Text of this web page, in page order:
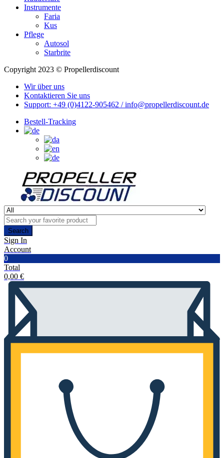
Instrumente
Faria
Kus
Pflege
Autosol
Starbrite
Copyright 2023 © Propellerdiscount
Wir über uns
Kontaktieren Sie uns
Support: +49 (0)4122-905462 / info@propellerdiscount.de
Bestell-Tracking
Search
Sign In
Account
0
Total
0,00 €